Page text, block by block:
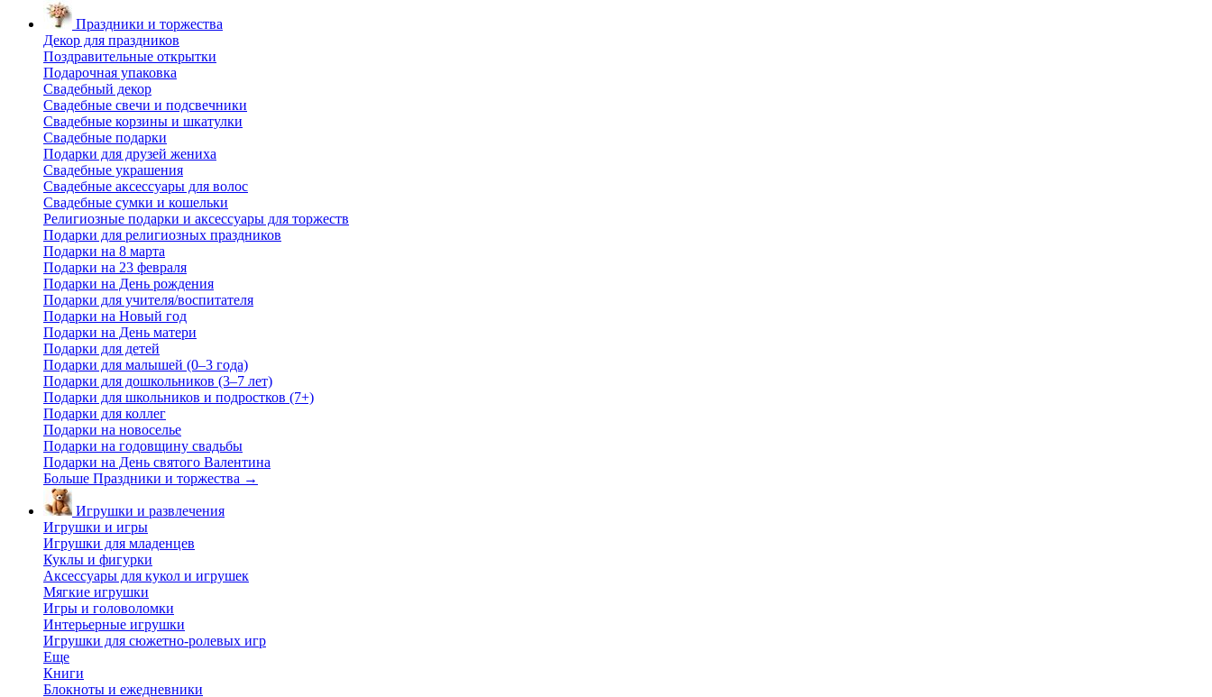
Праздники и торжества
Декор для праздников
Поздравительные открытки
Подарочная упаковка
Свадебный декор
Свадебные свечи и подсвечники
Свадебные корзины и шкатулки
Свадебные подарки
Подарки для друзей жениха
Свадебные украшения
Свадебные аксессуары для волос
Свадебные сумки и кошельки
Религиозные подарки и аксессуары для торжеств
Подарки для религиозных праздников
Подарки на 8 марта
Подарки на 23 февраля
Подарки на День рождения
Подарки для учителя/воспитателя
Подарки на Новый год
Подарки на День матери
Подарки для детей
Подарки для малышей (0–3 года)
Подарки для дошкольников (3–7 лет)
Подарки для школьников и подростков (7+)
Подарки для коллег
Подарки на новоселье
Подарки на годовщину свадьбы
Подарки на День святого Валентина
Больше Праздники и торжества →
Игрушки и развлечения
Игрушки и игры
Игрушки для младенцев
Куклы и фигурки
Аксессуары для кукол и игрушек
Мягкие игрушки
Игры и головоломки
Интерьерные игрушки
Игрушки для сюжетно-ролевых игр
Еще
Книги
Блокноты и ежедневники